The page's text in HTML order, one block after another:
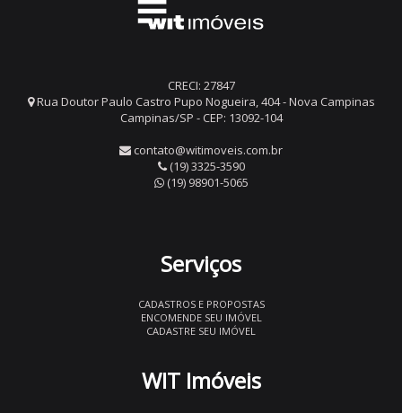
CRECI: 27847
Rua Doutor Paulo Castro Pupo Nogueira, 404 - Nova Campinas
Campinas/SP - CEP: 13092-104
contato@witimoveis.com.br
(19) 3325-3590
(19) 98901-5065
Serviços
CADASTROS E PROPOSTAS
ENCOMENDE SEU IMÓVEL
CADASTRE SEU IMÓVEL
WIT Imóveis